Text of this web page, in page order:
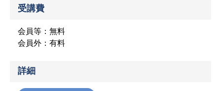
受講費
会員等：無料
会員外：有料
詳細